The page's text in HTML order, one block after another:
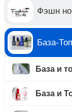
Фэшн
База-
База и
База и